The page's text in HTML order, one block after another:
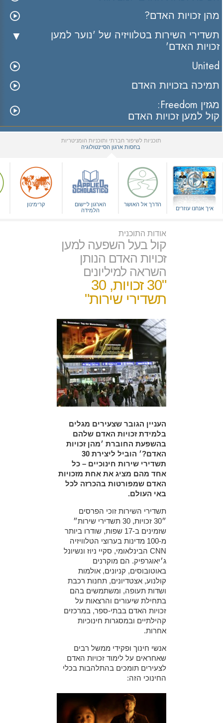
מהן זכויות האדם?
תשדירי השירות בטלוויזיה של 'נוער למען
זכויות האדם'
United
תמיכה בזכויות האדם
מגזין Freedom:
קול למען זכויות האדם
תוכניות לשיפור חברתי ותוכניות הומניטריות
בחסות ארגון הסיינטולוגיה
איך אנחנו עוזרים
הדרך אל האושר
הארגון ליישום
הלמידה
קרימינון
אודות התוכנית
קול בעל השפעה למען
זכויות האדם הנותן
השראה למיליונים
"30 זכויות, 30
תשדירי שירות"
העניין הגובר שצעירים מגלים
בלמידת זכויות האדם שלהם
בהשפעת החוברת ׳מהן זכויות
האדם?׳
הוביל ליצירת 30
תשדירי שירות חינוכיים – כל
אחד מהם מציג את אחת מזכויות
האדם שמפורטות בהכרזה לכל
באי העולם.
תשדירי השירות זוכי הפרסים
״30 זכויות, 30 תשדירי שירות״
שזמינים ב-17 שפות, שודרו ביותר
מ-100 מדינות בערוצי הטלוויזיה
CNN הבינלאומי, סקיי ניוז ונשיונל
ג׳יאוגרפיק. הם מוקרנים
באוטובוסים, קניונים, אולמות
קולנוע, אצטדיונים, תחנות רכבת
ושדות תעופה, ומשתמשים בהם
בתחילת שיעורים והרצאות על
זכויות האדם בבתי-ספר, במרכזים
קהילתיים ובמסגרות חינוכיות
אחרות.
אנשי חינוך ופקידי ממשל רבים
שאחראים על לימוד זכויות האדם
לצעירים תומכים בהתלהבות בכלי
החינוכי הזה: